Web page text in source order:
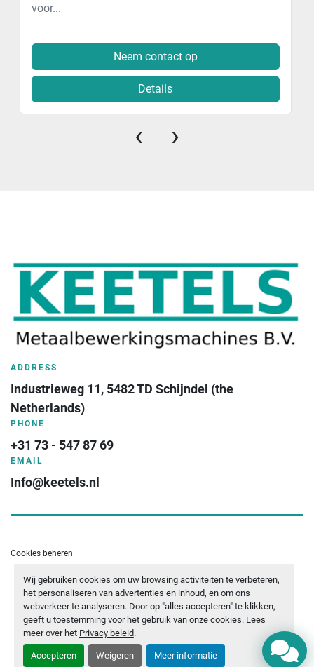
Wij gebruiken cookies om uw browsing activiteiten te verbeteren,
het personaliseren van advertenties en inhoud, en om ons
webverkeer te analyseren. Door op "alles accepteren" te klikken,
geeft u toestemming voor het gebruik van onze cookies. Lees
meer over het Privacy beleid.
Accepteren Weigeren Meer informatie
voor...
Neem contact op
Details
‹ ›
ADDRESS
Industrieweg 11, 5482 TD Schijndel (the
Netherlands)
PHONE
+31 73 - 547 87 69
EMAIL
Info@keetels.nl
Cookies beheren
- YOUTUBE - LINKEDIN - WHATSAPP